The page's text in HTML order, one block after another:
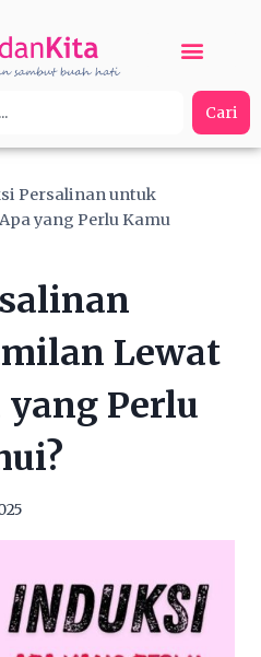
Cari
Persalinan untuk
yang Perlu Kamu
Lewat
Perlu